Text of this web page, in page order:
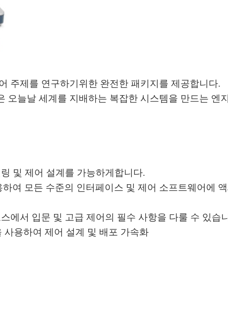
주제를 연구하기위한 완전한 패키지를 제공합니다.
오늘날 세계를 지배하는 복잡한 시스템을 만드는 엔
및 제어 설계를 가능하게합니다.
여 모든 수준의 인터페이스 및 제어 소프트웨어에
에서 입문 및 고급 제어의 필수 사항을 다룰 수 있습
사용하여 제어 설계 및 배포 가속화